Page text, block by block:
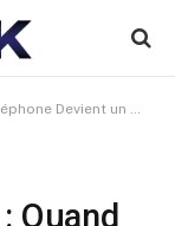
un PowerBank
Quand